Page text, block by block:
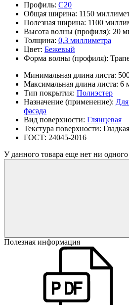
Профиль: С20
Общая ширина: 1150
Полезная ширина: 1100
Высота волны (профиля): 20
Толщина: 0,3 миллиметра
Цвет: Бежевый
Форма волны (профиля):
Минимальная длина листа:
Максимальная длина листа: 6
Тип покрытия: Полиэстер
Назначение (применение): Для
фасада
Вид поверхности: Глянцевая
Текстура поверхности: Гладкая
ГОСТ: 24045-2016
У данного товара еще нет ни одного
Полезная информация